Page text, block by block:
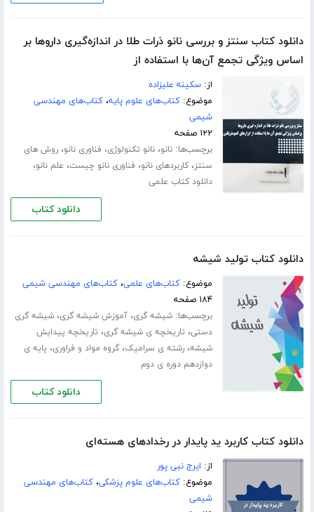
دانلود کتاب سنتز و بررسی نانو ذرات طلا در اندازه‌گیری داروها بر
اساس ویژگی تجمع آن‌ها با استفاده از
از:سکینه علیزاده
موضوع:کتاب‌های علوم پایه،کتاب‌های مهندسی
شیمی
۱۲۲ صفحه
برچسب‌ها:نانو،نانو تکنولوژی، فناوری نانو،روش های
سنتز،کاربردهای نانو، فناوری نانو چیست، علم نانو،
دانلود کتاب علمی
دانلود کتاب
دانلود کتاب تولید شیشه
موضوع:کتاب‌های علمی،کتاب‌های مهندسی شیمی
۱۸۴ صفحه
برچسب‌ها:شیشه گری،آموزش شیشه گری،شیشه گری
دستی، تاریخچه ی شیشه گری، تاریخچه پیدایش
شیشه،رشته ی سرامیک،گروه مواد و فراوری، پایه ی
دوازدهم دوره ی دوم
دانلود کتاب
دانلود کتاب کاربرد ید پایدار در رخدادهای هسته‌ای
از: ایرج نبی پور
موضوع:کتاب‌های علوم پزشکی،کتاب‌های مهندسی
شیمی